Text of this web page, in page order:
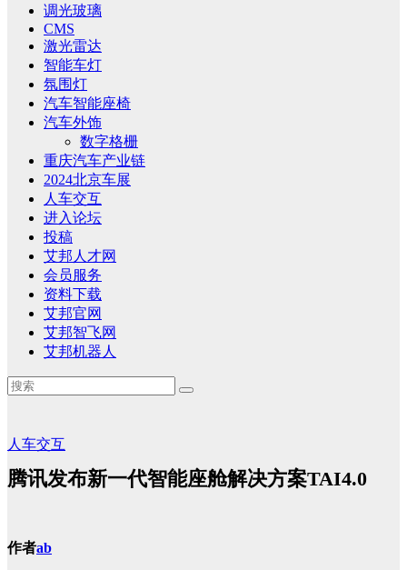
调光玻璃
CMS
激光雷达
智能车灯
氛围灯
汽车智能座椅
汽车外饰
数字格栅
重庆汽车产业链
2024北京车展
人车交互
进入论坛
投稿
艾邦人才网
会员服务
资料下载
艾邦官网
艾邦智飞网
艾邦机器人
人车交互
腾讯发布新一代智能座舱解决方案TAI4.0
作者ab